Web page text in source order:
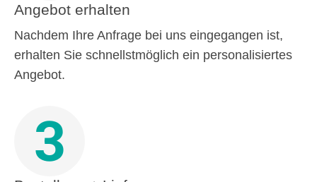
Angebot erhalten
Nachdem Ihre Anfrage bei uns eingegangen ist,
erhalten Sie schnellstmöglich ein personalisiertes
Angebot.
3